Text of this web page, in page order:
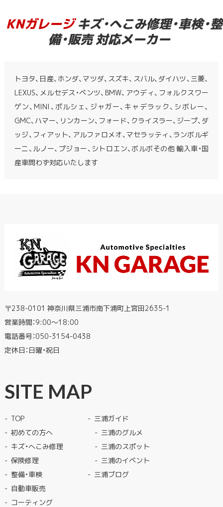
KNガレージキズ・へこみ修理・車検・整
備・販売 対応メーカー
トヨタ、日産、ホンダ、マツダ、スズキ、スバル、ダイハツ、三菱、
LEXUS、メルセデス・ベンツ、BMW、アウディ、フォルクスワー
ゲン、MINI、ポルシェ、ジャガー、キャデラック、シボレー、
GMC、ハマー、リンカーン、フォード、クライスラー、ジープ、ダ
ッジ、フィアット、アルファロメオ、マセラッティ、ランボルギ
ーニ、ルノー、プジョー、シトロエン、ボルボその他 輸入車・国
産車問わず対応いたします
〒238-0101 神奈川県三浦市南下浦町上宮田2635-1
営業時間：9:00〜18:00
電話番号：050-3154-0438
定休日：日曜・祝日
SITE MAP
TOP
初めての方へ
キズ・へこみ修理
保険修理
整備・車検
自動車販売
コーティング
三浦ガイド
三浦のグルメ
三浦のスポット
三浦のイベント
三浦ブログ